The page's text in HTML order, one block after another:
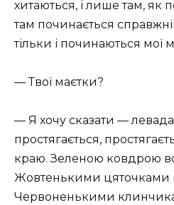
хитаються, і лише там, як
там починається
тільки і починаються мої
— Твої маєтки?
— Я хочу сказати —
простягається,
краю. Зеленою ковдрою
Жовтенькими цяточками
Червоненькими